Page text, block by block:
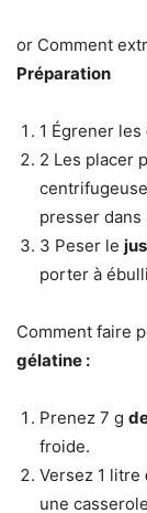
or Comment
Préparation
1 Égrener les
2 Les placer
presser
3 Peser le jus
porter à
Comment faire
gélatine :
Prenez 7 g
froide.
Versez 1 litre
une